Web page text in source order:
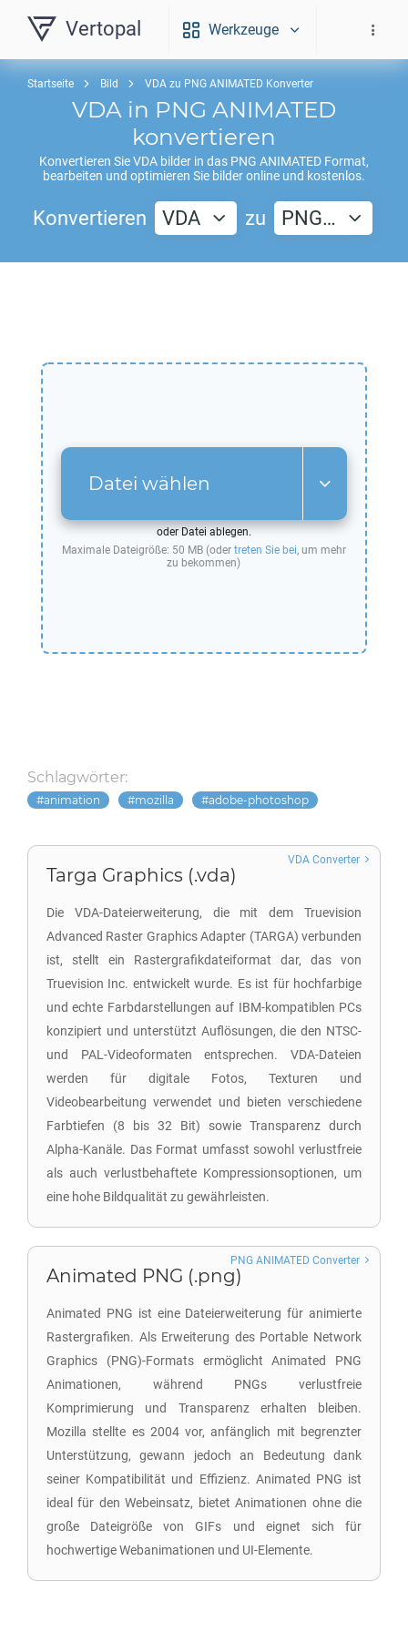
Vertopal Werkzeuge
Startseite Bild VDA zu PNG ANIMATED Konverter
VDA in PNG ANIMATED
konvertieren
Konvertieren SieVDA bilder in das PNG ANIMATED Format,
bearbeiten und optimieren Sie bilder online und kostenlos.
Konvertieren VDA zu PNG…
Datei wählen
oder Datei ablegen.
Maximale Dateigröße: 50 MB (oder treten Sie bei, um mehr
zu bekommen)
Schlagwörter:
animation mozilla adobe-photoshop
Targa Graphics (.vda)
Die VDA-Dateierweiterung, die mit dem Truevision
Advanced Raster Graphics Adapter (TARGA) verbunden
ist, stellt ein Rastergrafikdateiformat dar, das von
Truevision Inc. entwickelt wurde. Es ist für hochfarbige
und echte Farbdarstellungen auf IBM-kompatiblen PCs
konzipiert und unterstützt Auflösungen, die den NTSC-
und PAL-Videoformaten entsprechen. VDA-Dateien
werden für digitale Fotos, Texturen und
Videobearbeitung verwendet und bieten verschiedene
Farbtiefen (8 bis 32 Bit) sowie Transparenz durch
Alpha-Kanäle. Das Format umfasst sowohl verlustfreie
als auch verlustbehaftete Kompressionsoptionen, um
eine hohe Bildqualität zu gewährleisten.
VDA Converter
Animated PNG (.png)
Animated PNG ist eine Dateierweiterung für animierte
Rastergrafiken. Als Erweiterung des Portable Network
Graphics (PNG)-Formats ermöglicht Animated PNG
Animationen, während PNGs verlustfreie
Komprimierung und Transparenz erhalten bleiben.
Mozilla stellte es 2004 vor, anfänglich mit begrenzter
Unterstützung, gewann jedoch an Bedeutung dank
seiner Kompatibilität und Effizienz. Animated PNG ist
ideal für den Webeinsatz, bietet Animationen ohne die
große Dateigröße von GIFs und eignet sich für
hochwertige Webanimationen und UI-Elemente.
PNG ANIMATED Converter